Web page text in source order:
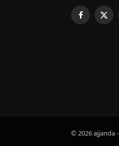
Facebook
X
© 2026 ajjanda -